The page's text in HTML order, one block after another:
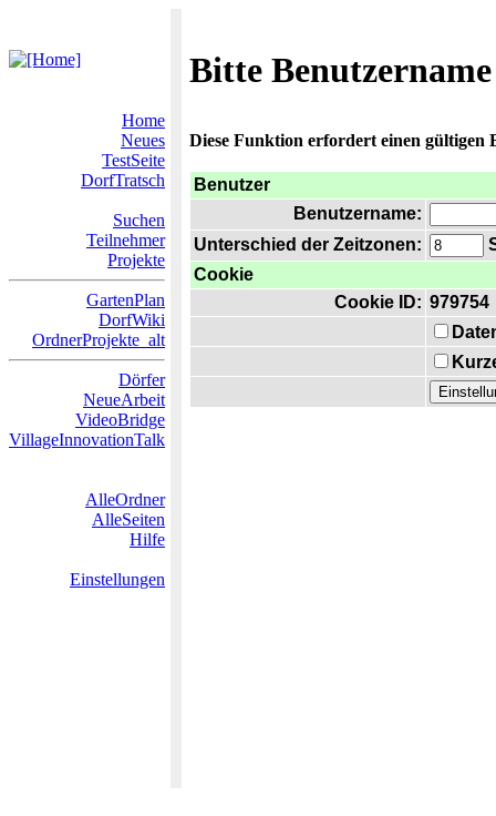
Bitte
Home
Neues
TestSeite
DorfTratsch
Suchen
Teilnehmer
Projekte
GartenPlan
DorfWiki
OrdnerProjekte_alt
Dörfer
NeueArbeit
VideoBridge
VillageInnovationTalk
AlleOrdner
AlleSeiten
Hilfe
Einstellungen
Diese Funktion erfordert einen gültigen
Benutzer
Benutzername:
Unterschied der Zeitzonen:
Cookie
Cookie ID: 979754